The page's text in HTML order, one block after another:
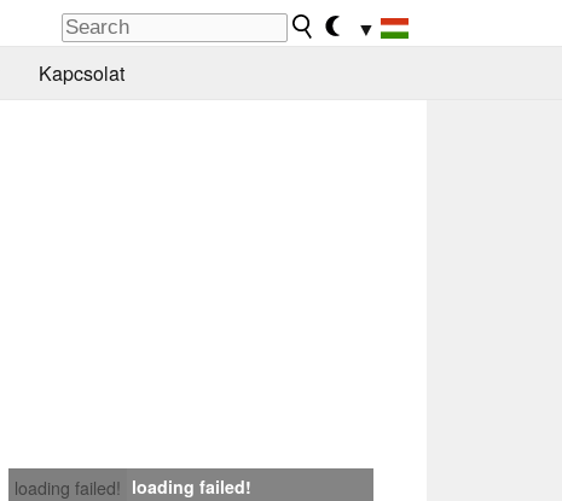
▼
Kapcsolat
loading failed! loading failed!